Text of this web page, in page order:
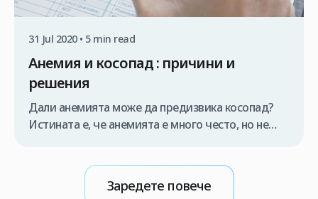
31 Jul 2020 • 5 min read
Анемия и косопад : причини и
решения
Дали анемията може да предизвика косопад?
Истината е, че анемията е много често, но не
проявява чрез симптоми в различни тъкани на
тялото, включително кожата, ноктите, и дори
Заредете повече